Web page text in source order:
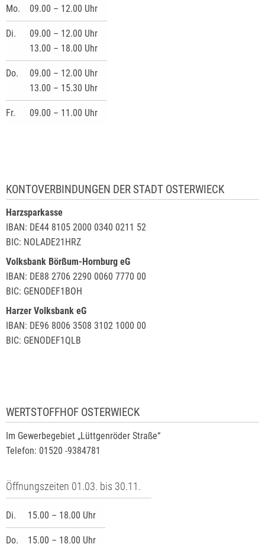
Mo. 09.00 – 12.00 Uhr
Di.
09.00 – 12.00 Uhr
13.00 – 18.00 Uhr
Do.
09.00 – 12.00 Uhr
13.00 – 15.30 Uhr
Fr. 09.00 – 11.00 Uhr
KONTOVERBINDUNGEN DER STADT OSTERWIECK
Harzsparkasse
IBAN: DE44 8105 2000 0340 0211 52
BIC: NOLADE21HRZ
Volksbank Börßum-Hornburg eG
IBAN: DE88 2706 2290 0060 7770 00
BIC: GENODEF1BOH
Harzer Volksbank eG
IBAN: DE96 8006 3508 3102 1000 00
BIC: GENODEF1QLB
WERTSTOFFHOF OSTERWIECK
Im Gewerbegebiet „Lüttgenröder Straße“
Telefon: 01520 -9384781
Öffnungszeiten 01.03. bis 30.11.
Di. 15.00 – 18.00 Uhr
Do. 15.00 – 18.00 Uhr